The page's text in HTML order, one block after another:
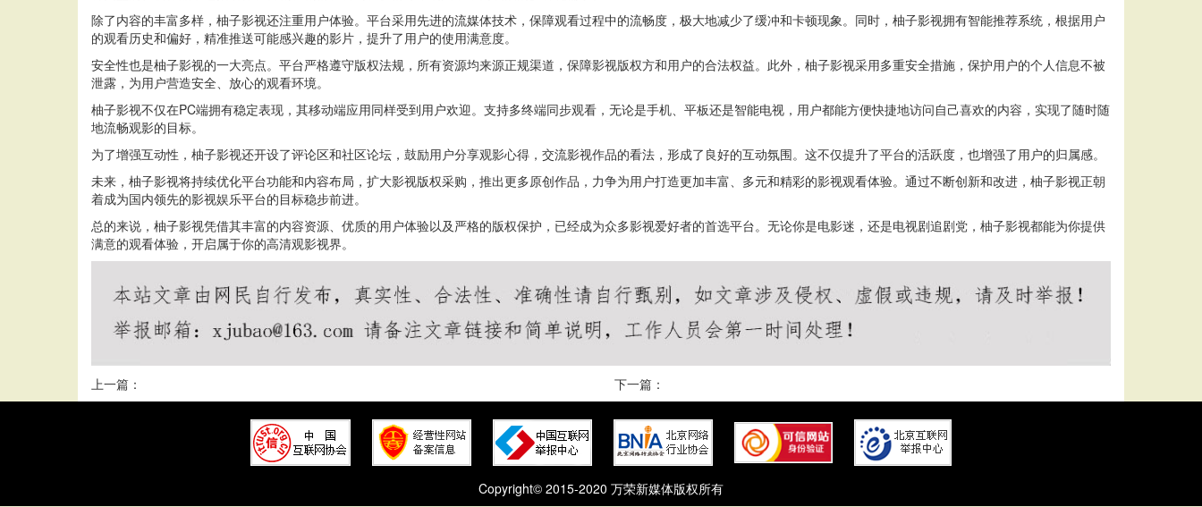
除了内容的丰富多样，柚子影视还注重用户体验。平台采用先进的流媒体技术，保障观看过程中的流畅度，极大地减少了缓冲和卡顿现象。同时，柚子影视拥有智能推荐系统，根据用户
的观看历史和偏好，精准推送可能感兴趣的影片，提升了用户的使用满意度。
安全性也是柚子影视的一大亮点。平台严格遵守版权法规，所有资源均来源正规渠道，保障影视版权方和用户的合法权益。此外，柚子影视采用多重安全措施，保护用户的个人信息不被
泄露，为用户营造安全、放心的观看环境。
柚子影视不仅在PC端拥有稳定表现，其移动端应用同样受到用户欢迎。支持多终端同步观看，无论是手机、平板还是智能电视，用户都能方便快捷地访问自己喜欢的内容，实现了随时随
地流畅观影的目标。
为了增强互动性，柚子影视还开设了评论区和社区论坛，鼓励用户分享观影心得，交流影视作品的看法，形成了良好的互动氛围。这不仅提升了平台的活跃度，也增强了用户的归属感。
未来，柚子影视将持续优化平台功能和内容布局，扩大影视版权采购，推出更多原创作品，力争为用户打造更加丰富、多元和精彩的影视观看体验。通过不断创新和改进，柚子影视正朝
着成为国内领先的影视娱乐平台的目标稳步前进。
总的来说，柚子影视凭借其丰富的内容资源、优质的用户体验以及严格的版权保护，已经成为众多影视爱好者的首选平台。无论你是电影迷，还是电视剧追剧党，柚子影视都能为你提供
满意的观看体验，开启属于你的高清观影视界。
上一篇： 下一篇：
Copyright© 2015-2020 万荣新媒体版权所有